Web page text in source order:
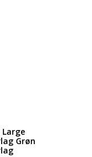
Grøn